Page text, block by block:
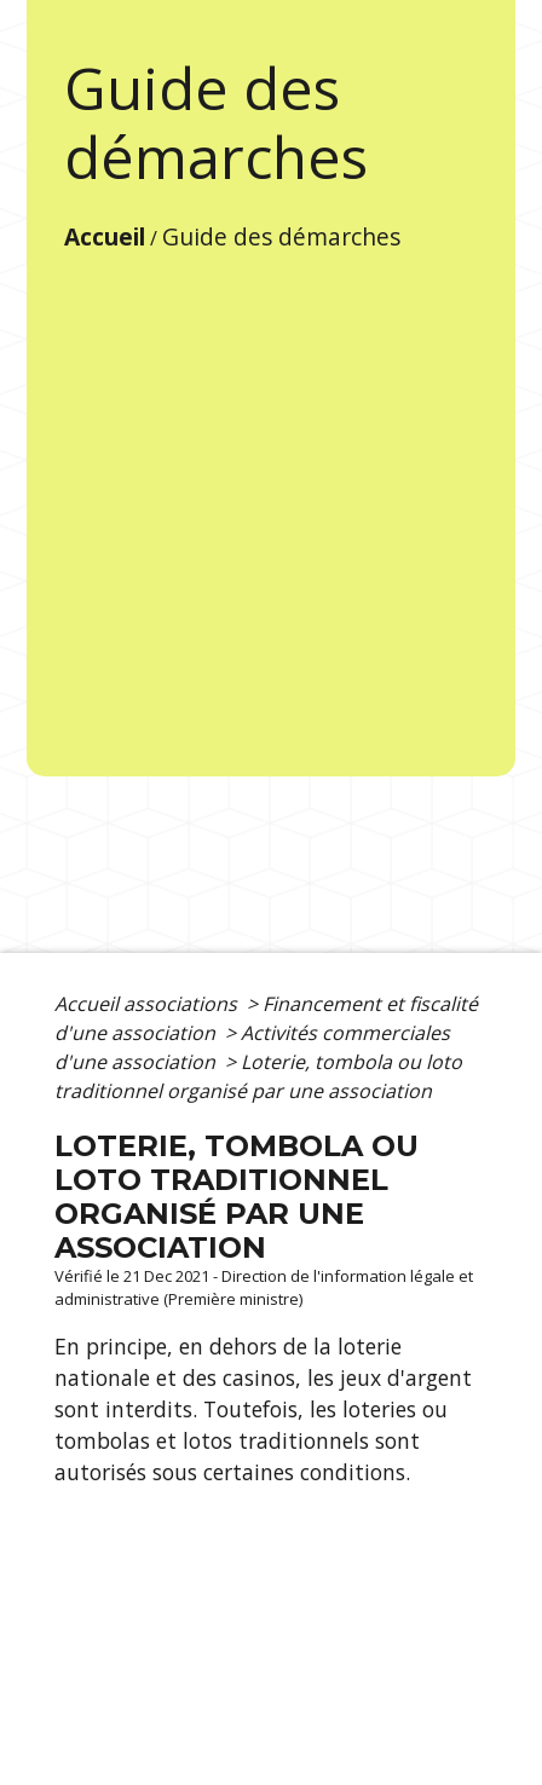
Guide des
démarches
Accueil / Guide des démarches
Accueil associations > Financement et fiscalité
d'une association >Activités commerciales
d'une association > Loterie, tombola ou loto
traditionnel organisé par une association
LOTERIE, TOMBOLA OU
LOTO TRADITIONNEL
ORGANISÉ PAR UNE
ASSOCIATION
Vérifié le 21 Dec 2021 - Direction de l'information légale et
administrative (Première ministre)
En principe, en dehors de la loterie
nationale et des casinos, les jeux d'argent
sont interdits. Toutefois, les loteries ou
tombolas et lotos traditionnels sont
autorisés sous certaines conditions.